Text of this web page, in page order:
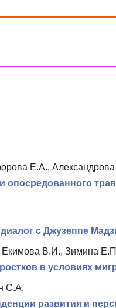
Е.А.,
опосредованного
с Джузеппе
Екимова В.И., Зимина
в условиях
С.А.
развития и